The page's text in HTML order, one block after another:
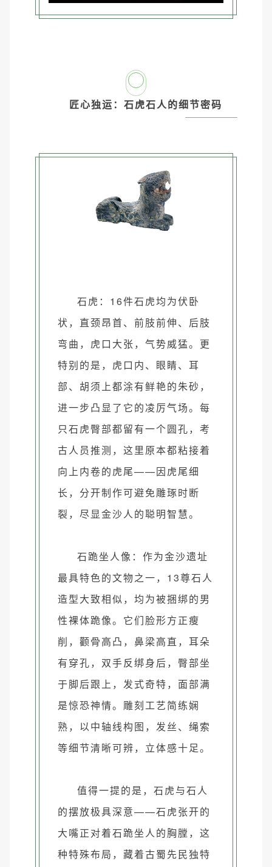
匠心独运：石虎石人的细节密码
石虎：16件石虎均为伏卧
状，直颈昂首、前肢前伸、后肢
弯曲，虎口大张，气势威猛。更
特别的是，虎口内、眼睛、耳
部、胡须上都涂有鲜艳的朱砂，
进一步凸显了它的凌厉气场。每
只石虎臀部都留有一个圆孔，考
古人员推测，这里原本都粘接着
向上内卷的虎尾——因虎尾细
长，分开制作可避免雕琢时断
裂，尽显金沙人的聪明智慧。
石跪坐人像：作为金沙遗址
最具特色的文物之一，13尊石人
造型大致相似，均为被捆绑的男
性裸体跪像。它们脸形方正瘦
削，颧骨高凸，鼻梁高直，耳朵
有穿孔，双手反绑身后，臀部坐
于脚后跟上，发式奇特，面部满
是惊恐神情。雕刻工艺简练娴
熟，以中轴线构图，发丝、绳索
等细节清晰可辨，立体感十足。
值得一提的是，石虎与石人
的摆放极具深意——石虎张开的
大嘴正对着石跪坐人的胸膛，这
种特殊布局，藏着古蜀先民独特